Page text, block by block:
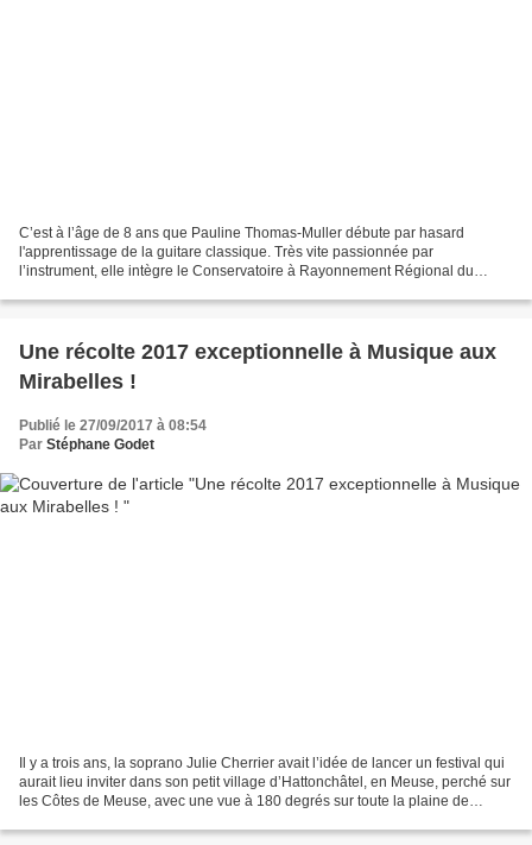
C’est à l’âge de 8 ans que Pauline Thomas-Muller débute par hasard
l'apprentissage de la guitare classique. Très vite passionnée par
l’instrument, elle intègre le Conservatoire à Rayonnement Régional du
Une récolte 2017 exceptionnelle à Musique aux
Mirabelles !
Publié le 27/09/2017 à 08:54
Par Stéphane Godet
Il y a trois ans, la soprano Julie Cherrier avait l’idée de lancer un festival qui
aurait lieu inviter dans son petit village d’Hattonchâtel, en Meuse, perché sur
les Côtes de Meuse, avec une vue à 180 degrés sur toute la plaine de